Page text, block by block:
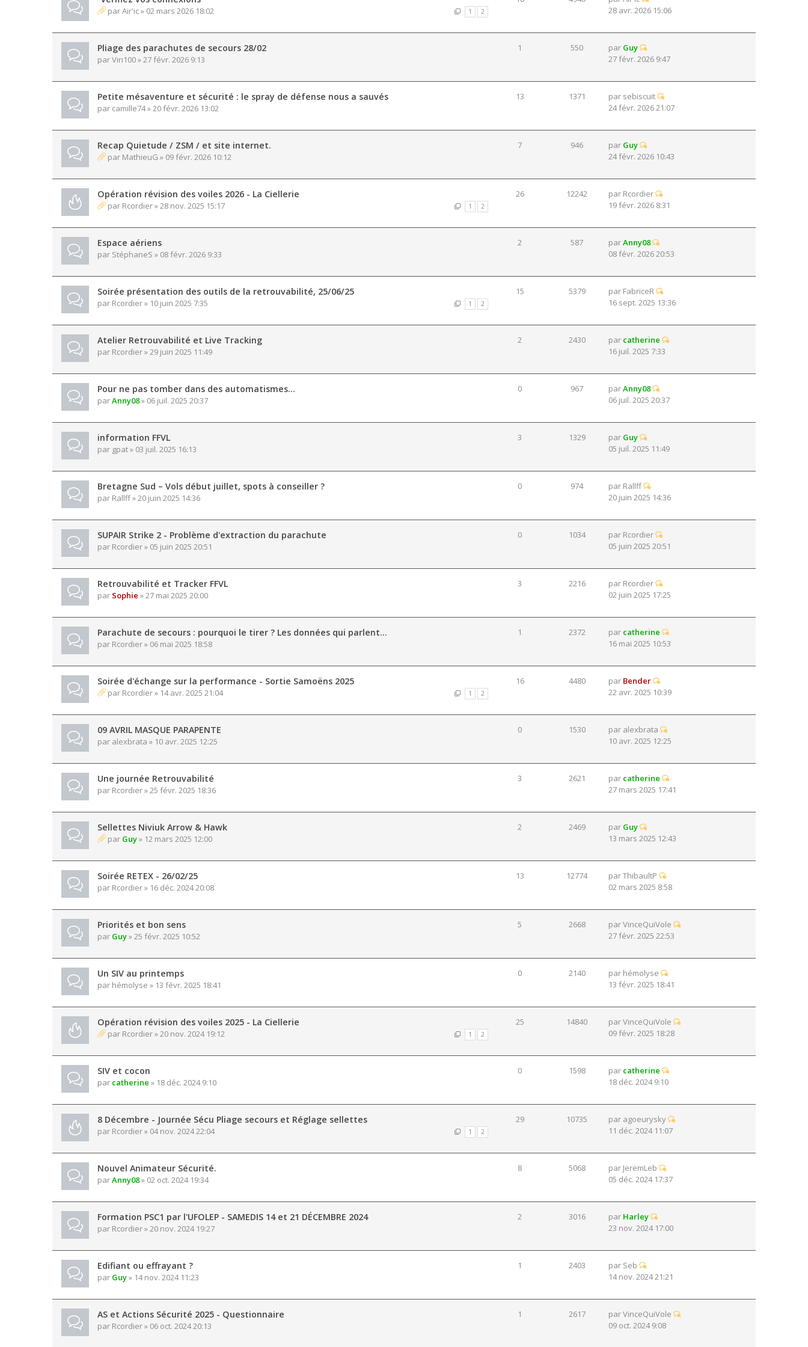
1 2
parAir'ic» 02 mars 2026 18:02
28 avr. 2026 15:06
Pliage des parachutes de secours 28/02
parVin100» 27 févr. 2026 9:13
1 550 par Guy
27 févr. 2026 9:47
Petite mésaventure et sécurité : le spray de défense nous a sauvés
par camille74» 20 févr. 2026 13:02
13 1371 par sebiscuit
24 févr. 2026 21:07
Recap Quietude / ZSM / et site internet.
par MathieuG » 09 févr. 2026 10:12
7 946 par Guy
24 févr. 2026 10:43
Opération révision des voiles 2026 - La Ciellerie
1 2
par Rcordier» 28 nov. 2025 15:17
26 12242 par Rcordier
19 févr. 2026 8:31
Espace aériens
par StéphaneS » 08 févr. 2026 9:33
2 587 parAnny08
08 févr. 2026 20:53
Soirée présentation des outils de la retrouvabilité, 25/06/25
1 2
par Rcordier» 10 juin 2025 7:35
15 5379 par FabriceR
16 sept. 2025 13:36
Atelier Retrouvabilité et Live Tracking
par Rcordier» 29 juin 2025 11:49
2 2430 par catherine
16 juil. 2025 7:33
Pour ne pas tomber dans des automatismes...
parAnny08» 06 juil. 2025 20:37
0 967 parAnny08
06 juil. 2025 20:37
information FFVL
par gpat» 03 juil. 2025 16:13
3 1329 par Guy
05 juil. 2025 11:49
Bretagne Sud – Vols début juillet, spots à conseiller ?
par Rallff» 20 juin 2025 14:36
0 974 par Rallff
20 juin 2025 14:36
SUPAIR Strike 2 - Problème d'extraction du parachute
par Rcordier» 05 juin 2025 20:51
0 1034 par Rcordier
05 juin 2025 20:51
Retrouvabilité et Tracker FFVL
par Sophie » 27 mai 2025 20:00
3 2216 par Rcordier
02 juin 2025 17:25
Parachute de secours : pourquoi le tirer ? Les données qui parlent...
par Rcordier» 06 mai 2025 18:58
1 2372 par catherine
16 mai 2025 10:53
Soirée d'échange sur la performance - Sortie Samoëns 2025
1 2
par Rcordier» 14 avr. 2025 21:04
16 4480 par Bender
22 avr. 2025 10:39
09 AVRIL MASQUE PARAPENTE
par alexbrata » 10 avr. 2025 12:25
0 1530 par alexbrata
10 avr. 2025 12:25
Une journée Retrouvabilité
par Rcordier» 25 févr. 2025 18:36
3 2621 par catherine
27 mars 2025 17:41
Sellettes Niviuk Arrow & Hawk
par Guy» 12 mars 2025 12:00
2 2469 par Guy
13 mars 2025 12:43
Soirée RETEX - 26/02/25
par Rcordier» 16 déc. 2024 20:08
13 12774 parThibaultP
02 mars 2025 8:58
Priorités et bon sens
par Guy» 25 févr. 2025 10:52
5 2668 parVinceQuiVole
27 févr. 2025 22:53
Un SIV au printemps
par hémolyse » 13 févr. 2025 18:41
0 2140 par hémolyse
13 févr. 2025 18:41
Opération révision des voiles 2025 - La Ciellerie
1 2
par Rcordier» 20 nov. 2024 19:12
25 14840 parVinceQuiVole
09 févr. 2025 18:28
SIV et cocon
par catherine » 18 déc. 2024 9:10
0 1598 par catherine
18 déc. 2024 9:10
8 Décembre - Journée Sécu Pliage secours et Réglage sellettes
1 2
par Rcordier» 04 nov. 2024 22:04
29 10735 par agoeurysky
11 déc. 2024 11:07
Nouvel Animateur Sécurité.
parAnny08» 02 oct. 2024 19:34
8 5068 par JeremLeb
05 déc. 2024 17:37
Formation PSC1 par l'UFOLEP - SAMEDIS 14 et 21 DÉCEMBRE 2024
par Rcordier» 20 nov. 2024 19:27
2 3016 par Harley
23 nov. 2024 17:00
Edifiant ou effrayant ?
par Guy» 14 nov. 2024 11:23
1 2403 par Seb
14 nov. 2024 21:21
AS et Actions Sécurité 2025 - Questionnaire
par Rcordier» 06 oct. 2024 20:13
1 2617 parVinceQuiVole
09 oct. 2024 9:08